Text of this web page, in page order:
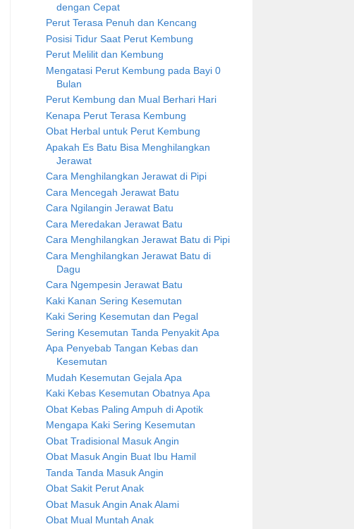
dengan Cepat
Perut Terasa Penuh dan Kencang
Posisi Tidur Saat Perut Kembung
Perut Melilit dan Kembung
Mengatasi Perut Kembung pada Bayi 0
Bulan
Perut Kembung dan Mual Berhari Hari
Kenapa Perut Terasa Kembung
Obat Herbal untuk Perut Kembung
Apakah Es Batu Bisa Menghilangkan
Jerawat
Cara Menghilangkan Jerawat di Pipi
Cara Mencegah Jerawat Batu
Cara Ngilangin Jerawat Batu
Cara Meredakan Jerawat Batu
Cara Menghilangkan Jerawat Batu di Pipi
Cara Menghilangkan Jerawat Batu di
Dagu
Cara Ngempesin Jerawat Batu
Kaki Kanan Sering Kesemutan
Kaki Sering Kesemutan dan Pegal
Sering Kesemutan Tanda Penyakit Apa
Apa Penyebab Tangan Kebas dan
Kesemutan
Mudah Kesemutan Gejala Apa
Kaki Kebas Kesemutan Obatnya Apa
Obat Kebas Paling Ampuh di Apotik
Mengapa Kaki Sering Kesemutan
Obat Tradisional Masuk Angin
Obat Masuk Angin Buat Ibu Hamil
Tanda Tanda Masuk Angin
Obat Sakit Perut Anak
Obat Masuk Angin Anak Alami
Obat Mual Muntah Anak